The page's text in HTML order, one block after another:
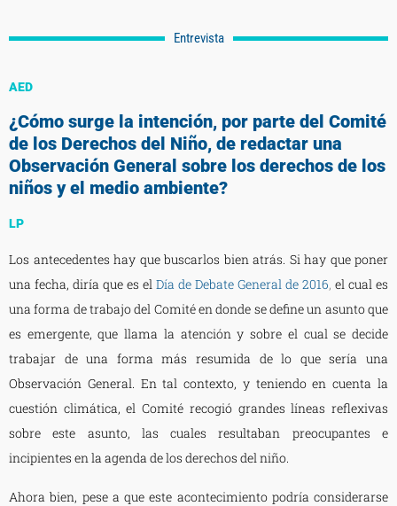
Entrevista
AED
¿Cómo surge la intención, por parte del Comité
de los Derechos del Niño, de redactar una
Observación General sobre los derechos de los
niños y el medio ambiente?
LP
Los antecedentes hay que buscarlos bien atrás. Si hay que poner
una fecha, diría que es el Día de Debate General de 2016, el cual es
una forma de trabajo del Comité en donde se define un asunto que
es emergente, que llama la atención y sobre el cual se decide
trabajar de una forma más resumida de lo que sería una
Observación General. En tal contexto, y teniendo en cuenta la
cuestión climática, el Comité recogió grandes líneas reflexivas
sobre este asunto, las cuales resultaban preocupantes e
incipientes en la agenda de los derechos del niño.
Ahora bien, pese a que este acontecimiento podría considerarse